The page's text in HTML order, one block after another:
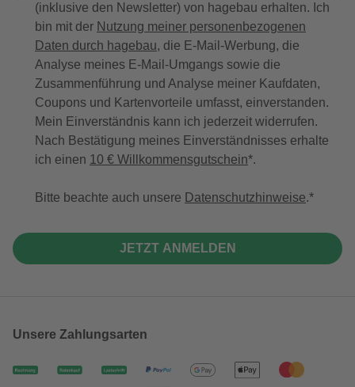
(inklusive den Newsletter) von hagebau erhalten. Ich
bin mit der Nutzung meiner personenbezogenen
Daten durch hagebau, die E-Mail-Werbung, die
Analyse meines E-Mail-Umgangs sowie die
Zusammenführung und Analyse meiner Kaufdaten,
Coupons und Kartenvorteile umfasst, einverstanden.
Mein Einverständnis kann ich jederzeit widerrufen.
Nach Bestätigung meines Einverständnisses erhalte
ich einen 10 € Willkommensgutschein*.
Bitte beachte auch unsere Datenschutzhinweise.
JETZT ANMELDEN
Unsere Zahlungsarten